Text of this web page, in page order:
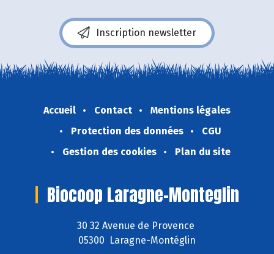
Inscription newsletter
Accueil Contact
Mentions légales
Protection des données
CGU
Gestion des cookies
Plan du site
Biocoop Laragne-Monteglin
30 32 Avenue de Provence
05300 Laragne-Montéglin